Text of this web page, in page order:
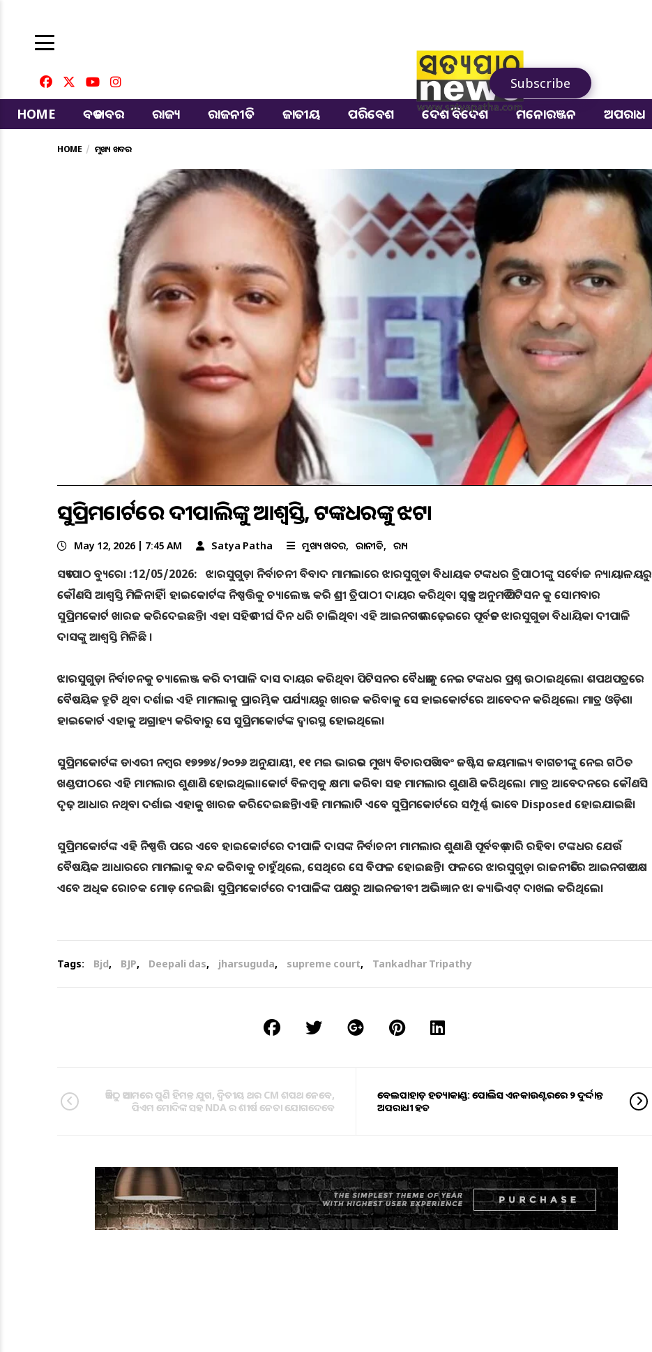
Subscribe
HOME
ବଡ ଖବର ରାଜ୍ୟ ରାଜନୀତି ଜାତୀୟ ପରିବେଶ ଦେଶ ବିଦେଶ ମନୋରଞ୍ଜନ ଅପରାଧ
HOME ମୁଖ୍ୟ ଖବର
ସୁପ୍ରିମକୋର୍ଟରେ ଦୀପାଲିଙ୍କୁ ଆଶ୍ବସ୍ତି, ଟଙ୍କଧରଙ୍କୁ ଝଟକା
May 12, 2026 | 7:45 AM Satya Patha ମୁଖ୍ୟ ଖବର ରାଜନୀତି ରାଜ୍ୟ
ସତ୍ୟପାଠ ବ୍ୟୁରୋ :12/05/2026: ଝାରସୁଗୁଡ଼ା ନିର୍ବାଚନୀ ବିବାଦ ମାମଲାରେ ଝାରସୁଗୁଡା ବିଧାୟକ ଟଙ୍କଧର ତ୍ରିପାଠୀଙ୍କୁ ସର୍ବୋଚ୍ଚ ନ୍ୟାୟାଳୟରୁ
କୌଣସି ଆଶ୍ଵସ୍ତି ମିଳିନାହିଁ। ହାଇକୋର୍ଟଙ୍କ ନିଷ୍ପତ୍ତିକୁ ଚ୍ୟାଲେଞ୍ଜ କରି ଶ୍ରୀ ତ୍ରିପାଠୀ ଦାୟର କରିଥିବା ସ୍ୱତନ୍ତ୍ର ଅନୁମତି ପିଟିସନ କୁ ସୋମବାର
ସୁପ୍ରିମକୋର୍ଟ ଖାରଜ କରିଦେଇଛନ୍ତି। ଏହା ସହିତ ଦୀର୍ଘ ଦିନ ଧରି ଚାଲିଥିବା ଏହି ଆଇନଗତ ଲଢ଼େଇରେ ପୂର୍ବତନ ଝାରସୁଗୁଡା ବିଧାୟିକା ଦୀପାଳି
ଦାସଙ୍କୁ ଆଶ୍ବସ୍ତି ମିଳିଛି ।
ଝାରସୁଗୁଡ଼ା ନିର୍ବାଚନକୁ ଚ୍ୟାଲେଞ୍ଜ କରି ଦୀପାଳି ଦାସ ଦାୟର କରିଥିବା ପିଟିସନର ବୈଧତାକୁ ନେଇ ଟଙ୍କଧର ପ୍ରଶ୍ନ ଉଠାଇଥିଲେ। ଶପଥପତ୍ରରେ
ବୈଷୟିକ ତ୍ରୁଟି ଥିବା ଦର୍ଶାଇ ଏହି ମାମଲାକୁ ପ୍ରାରମ୍ଭିକ ପର୍ଯ୍ୟାୟରୁ ଖାରଜ କରିବାକୁ ସେ ହାଇକୋର୍ଟରେ ଆବେଦନ କରିଥିଲେ। ମାତ୍ର ଓଡ଼ିଶା
ହାଇକୋର୍ଟ ଏହାକୁ ଅଗ୍ରାହ୍ୟ କରିବାରୁ ସେ ସୁପ୍ରିମକୋର୍ଟଙ୍କ ଦ୍ଵାରସ୍ଥ ହୋଇଥିଲେ।
ସୁପ୍ରିମକୋର୍ଟଙ୍କ ଡାଏରୀ ନମ୍ବର ୧୭୨୭୪/୨୦୨୬ ଅନୁଯାୟୀ, ୧୧ ମଇ ଭାରତର ମୁଖ୍ୟ ବିଚାରପତି ଏବଂ ଜଷ୍ଟିସ ଜୟମାଲ୍ୟ ବାଗଚୀଙ୍କୁ ନେଇ ଗଠିତ
ଖଣ୍ଡପୀଠରେ ଏହି ମାମଲାର ଶୁଣାଣି ହୋଇଥିଲା।କୋର୍ଟ ବିଳମ୍ବକୁ କ୍ଷମା କରିବା ସହ ମାମଲାର ଶୁଣାଣି କରିଥିଲେ। ମାତ୍ର ଆବେଦନରେ କୌଣସି
ଦୃଢ଼ ଆଧାର ନଥିବା ଦର୍ଶାଇ ଏହାକୁ ଖାରଜ କରିଦେଇଛନ୍ତି।ଏହି ମାମଲାଟି ଏବେ ସୁପ୍ରିମକୋର୍ଟରେ ସମ୍ପୂର୍ଣ୍ଣ ଭାବେ Disposed ହୋଇଯାଇଛି।
ସୁପ୍ରିମକୋର୍ଟଙ୍କ ଏହି ନିଷ୍ପତ୍ତି ପରେ ଏବେ ହାଇକୋର୍ଟରେ ଦୀପାଳି ଦାସଙ୍କ ନିର୍ବାଚନୀ ମାମଲାର ଶୁଣାଣି ପୂର୍ବବତ୍ ଜାରି ରହିବ। ଟଙ୍କଧର ଯେଉଁ
ବୈଷୟିକ ଆଧାରରେ ମାମଲାକୁ ବନ୍ଦ କରିବାକୁ ଚାହୁଁଥିଲେ, ସେଥିରେ ସେ ବିଫଳ ହୋଇଛନ୍ତି। ଫଳରେ ଝାରସୁଗୁଡ଼ା ରାଜନୀତିରେ ଆଇନଗତ ପକ୍ଷ
ଏବେ ଅଧିକ ରୋଚକ ମୋଡ଼ ନେଇଛି। ସୁପ୍ରିମକୋର୍ଟରେ ଦୀପାଳିଙ୍କ ପକ୍ଷରୁ ଆଇନଜୀବୀ ଅଭିଜ୍ଞାନ ଝା କ୍ୟାଭିଏଟ୍ ଦାଖଲ କରିଥିଲେ।
Tags: Bjd, BJP, Deepali das, jharsuguda, supreme court, Tankadhar Tripathy
ଆଜିଠୁ ଆସାମରେ ପୁଣି ହିମନ୍ତ ଯୁଗ, ଦ୍ୱିତୀୟ ଥର CM ଶପଥ ନେବେ,
ପିଏମ ମୋଦିଙ୍କ ସହ NDA ର ଶୀର୍ଷ ନେତା ଯୋଗଦେବେ
ବେଲପାହାଡ଼ ହତ୍ୟାକାଣ୍ଡ: ପୋଲିସ ଏନକାଉଣ୍ଟରରେ ୨ ଦୁର୍ଦ୍ଦାନ୍ତ
ଅପରାଧୀ ଆହତ